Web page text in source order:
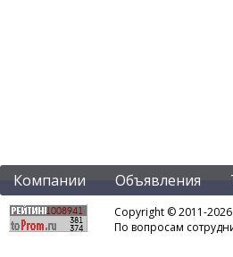
Компании Объявления
Copyright © 2011-
По вопросам